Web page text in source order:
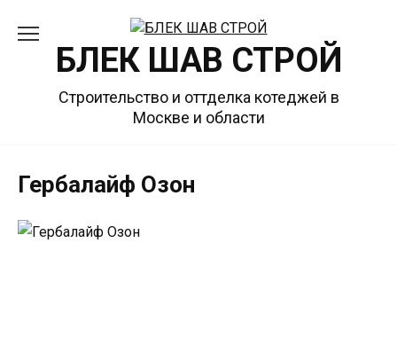
содержаниюБЛЕК ШАВ СТРОЙ
Строительство и оттделка котеджей в
Москве и области
Гербалайф Озон